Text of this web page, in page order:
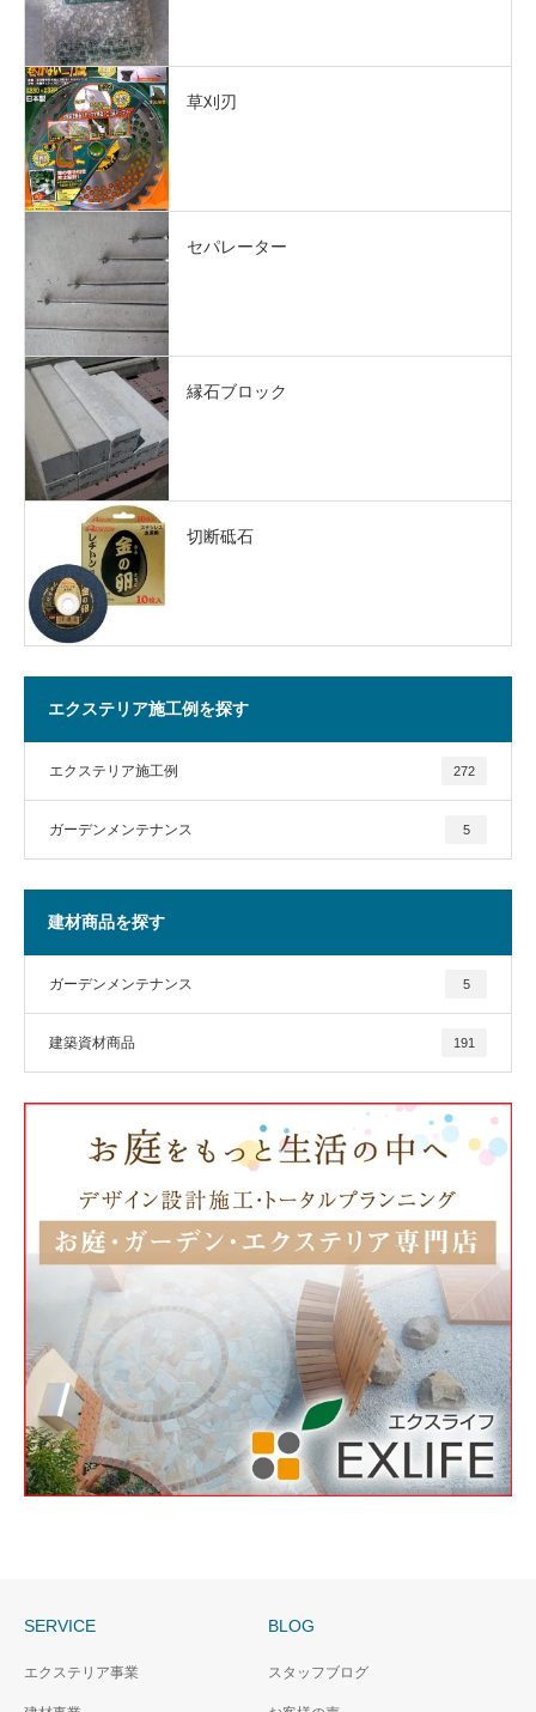
草刈刃
セパレーター
縁石ブロック
切断砥石
エクステリア施工例を探す
エクステリア施工例 272
ガーデンメンテナンス 5
建材商品を探す
ガーデンメンテナンス 5
建築資材商品 191
SERVICE
エクステリア事業
BLOG
スタッフブログ